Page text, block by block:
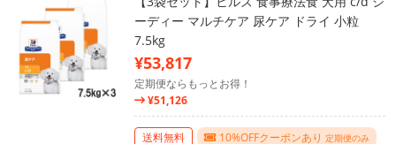
ーディー マルチケア 尿ケア ドライ 小粒
7.5kg
¥53,817
定期便ならもっとお得！
¥51,126
送料無料 10%OFFクーポンあり 定期便のみ